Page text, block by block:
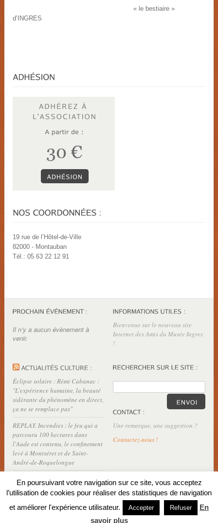
« le bestiaire »
d’INGRES
19 rue de l’Hôtel-de-Ville
82000 - Montauban
Tél.: 05 63 22 12 91
Il n’y a aucun évènement à
venir.
Bienvenue sur le nouveau site
Internet des Amis du Musée Ingres
!
Éclipse solaire : Rémi Cabanac :
"L’expérience humaine, la beauté
sidérante du phénomène en direct,
ça ne se remplace pas"
REPLAY. Incendies : le feu qui a
parcouru 100 hectares dans
l'Aude est contenu, le confinement
levé à Montséret et de Saint-
André-de-Roquelongue
Une remarque, une suggestion ?
Contactez-nous !
En poursuivant votre navigation sur ce site, vous acceptez
l’utilisation de cookies pour réaliser des statistiques de navigation
et améliorer l'expérience utilisateur.
Accepter Refuser
En
savoir plus